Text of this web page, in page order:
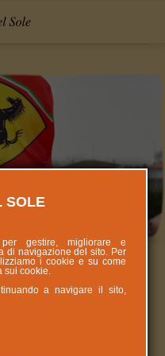
di Santa
Casa del
SOLE
gestire, migliorare e
di navigazione del sito. Per
i cookie e su come
suicookie.
a navigare il sito,